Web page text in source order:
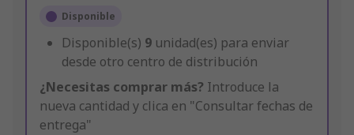
Disponible
Disponible(s) 9 unidad(es) para enviar
desde otro centro de distribución
¿Necesitas comprar más? Introduce la
nueva cantidad y clica en "Consultar fechas de
entrega"